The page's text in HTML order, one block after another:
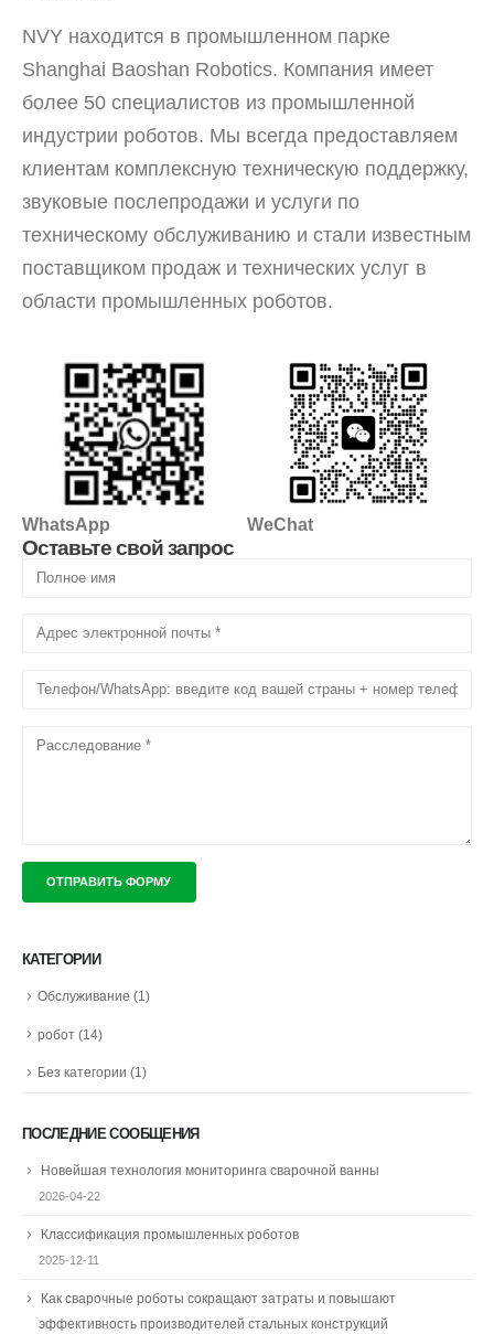
NVY находится в промышленном парке
Shanghai Baoshan Robotics. Компания имеет
более 50 специалистов из промышленной
индустрии роботов. Мы всегда предоставляем
клиентам комплексную техническую поддержку,
звуковые послепродажи и услуги по
техническому обслуживанию и стали известным
поставщиком продаж и технических услуг в
области промышленных роботов.
WhatsApp WeChat
Оставьте свой запрос
КАТЕГОРИИ
Обслуживание (1)
робот (14)
Без категории (1)
ПОСЛЕДНИЕ СООБЩЕНИЯ
Новейшая технология мониторинга сварочной ванны
2026-04-22
Классификация промышленных роботов
2025-12-11
Как сварочные роботы сокращают затраты и повышают
эффективность производителей стальных конструкций